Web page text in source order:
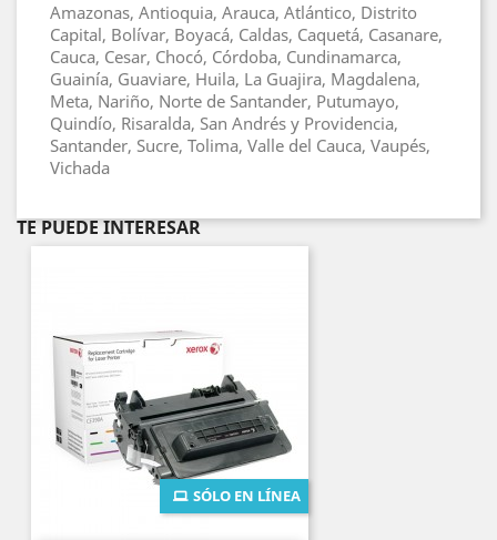
Amazonas, Antioquia, Arauca, Atlántico, Distrito
Capital, Bolívar, Boyacá, Caldas, Caquetá, Casanare,
Cauca, Cesar, Chocó, Córdoba, Cundinamarca,
Guainía, Guaviare, Huila, La Guajira, Magdalena,
Meta, Nariño, Norte de Santander, Putumayo,
Quindío, Risaralda, San Andrés y Providencia,
Santander, Sucre, Tolima, Valle del Cauca, Vaupés,
Vichada
TE PUEDE INTERESAR
SÓLO EN LÍNEA